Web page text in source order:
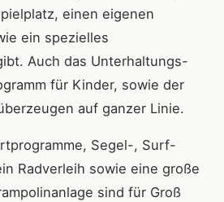
einen eigenen
ein spezielles
Auch das Unterhaltungs-
für Kinder, sowie der
auf ganzer Linie.
Segel-, Surf-
Radverleih sowie eine große
sind für Groß